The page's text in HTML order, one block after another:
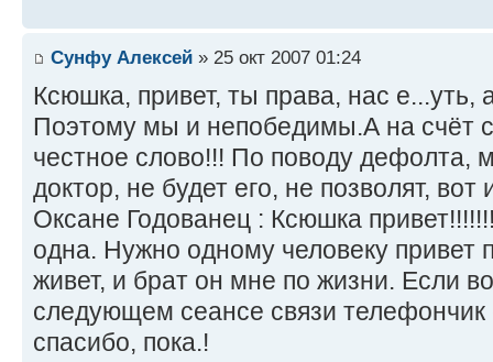
Сунфу Алексей » 25 окт 2007 01:24
Ксюшка, привет, ты права, нас
Поэтому мы и непобедимы.А на счёт
честное слово!!! По поводу дефолта,
доктор, не будет его, не позволят, вот
Оксане Годованец : Ксюшка
одна. Нужно одному человеку привет
живет, и брат он мне по жизни. Если
следующем сеансе связи
спасибо, пока.!